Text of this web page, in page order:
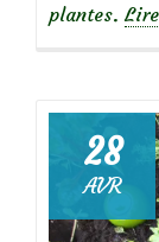
plantes.
28
AVR